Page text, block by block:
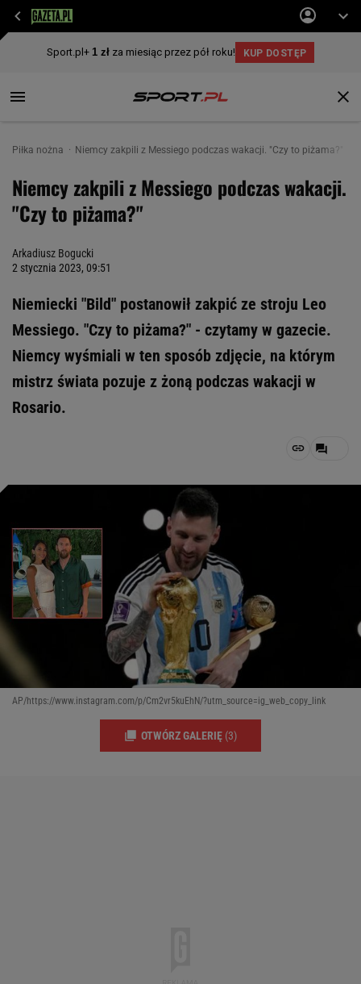
Piłka nożna Niemcy zakpili z Messiego podczas wakacji. "Czy to piżama?"
Niemcy zakpili z Messiego podczas wakacji.
"Czy to piżama?"
Arkadiusz Bogucki
2 stycznia 2023, 09:51
Niemiecki "Bild" postanowił zakpić ze stroju Leo
Messiego. "Czy to piżama?" - czytamy w gazecie.
Niemcy wyśmiali w ten sposób zdjęcie, na którym
mistrz świata pozuje z żoną podczas wakacji w
Rosario.
AP/https://www.instagram.com/p/Cm2vr5kuEhN/?utm_source=ig_web_copy_link
OTWÓRZ GALERIĘ (3)